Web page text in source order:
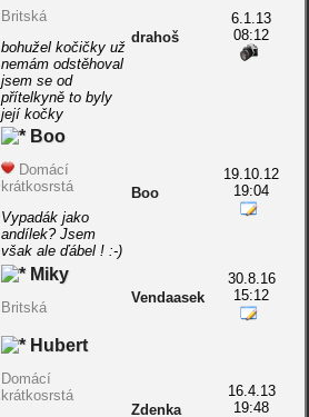
Britská
bohužel kočičky už
nemám odstěhoval
jsem se od
přítelkyně to byly
její kočky
drahoš
6.1.13
08:12
Boo
Domácí
krátkosrstá
Vypadák jako
andílek? Jsem
však ale ďábel ! :-)
Boo
19.10.12
19:04
Miky
Britská
Vendaasek
30.8.16
15:12
Hubert
Domácí
krátkosrstá
Zdenka
16.4.13
19:48